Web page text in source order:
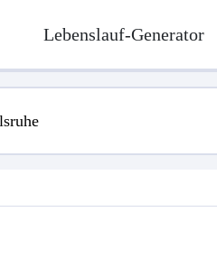
Lebenslauf-Generator